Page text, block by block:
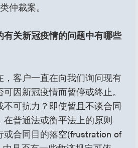
仲裁案。
有关新冠疫情的问题中有哪些
，客户一直在向我们询问现有
因新冠疫情而暂停或终止。
可抗力？即使暂且不谈合同
在普通法或衡平法上的原则
或合同目的落空(frustration of